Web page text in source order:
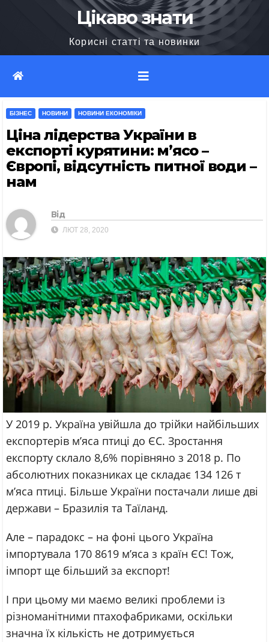
Цікаво знати
Корисні статті та новинки
БІЗНЕС НОВИНИ НОВИНИ ЕКОНОМІКИ
Ціна лідерства України в
експорті курятини: м’ясо –
Європі, відсутність питної води –
нам
Від
ЛЮТ 28, 2020
У 2019 р. Україна увійшла до трійки найбільших
експортерів м’яса птиці до ЄС. Зростання
експорту склало 8,6% порівняно з 2018 р. По
абсолютних показниках це складає 134 126 т
м’яса птиці. Більше України постачали лише дві
держави – Бразилія та Таїланд.
Але – парадокс – на фоні цього Україна
імпортувала 170 8619 м’яса з країн ЄС! Тож,
імпорт ще більший за експорт!
І при цьому ми маємо великі проблеми із
різноманітними птахофабриками, оскільки
значна їх кількість не дотримується